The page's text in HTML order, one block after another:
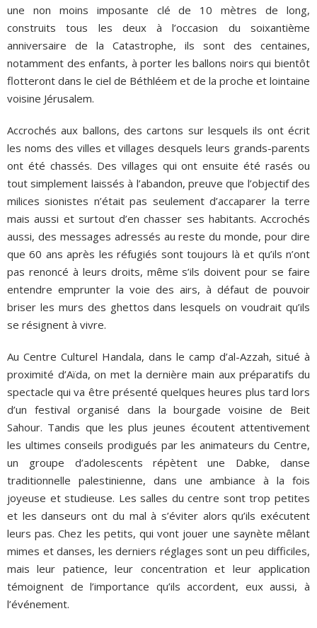
une non moins imposante clé de 10 mètres de long,
construits tous les deux à l’occasion du soixantième
anniversaire de la Catastrophe, ils sont des centaines,
notamment des enfants, à porter les ballons noirs qui bientôt
flotteront dans le ciel de Béthléem et de la proche et lointaine
voisine Jérusalem.
Accrochés aux ballons, des cartons sur lesquels ils ont écrit
les noms des villes et villages desquels leurs grands-parents
ont été chassés. Des villages qui ont ensuite été rasés ou
tout simplement laissés à l’abandon, preuve que l’objectif des
milices sionistes n’était pas seulement d’accaparer la terre
mais aussi et surtout d’en chasser ses habitants. Accrochés
aussi, des messages adressés au reste du monde, pour dire
que 60 ans après les réfugiés sont toujours là et qu’ils n’ont
pas renoncé à leurs droits, même s’ils doivent pour se faire
entendre emprunter la voie des airs, à défaut de pouvoir
briser les murs des ghettos dans lesquels on voudrait qu’ils
se résignent à vivre.
Au Centre Culturel Handala, dans le camp d’al-Azzah, situé à
proximité d’Aïda, on met la dernière main aux préparatifs du
spectacle qui va être présenté quelques heures plus tard lors
d’un festival organisé dans la bourgade voisine de Beit
Sahour. Tandis que les plus jeunes écoutent attentivement
les ultimes conseils prodigués par les animateurs du Centre,
un groupe d’adolescents répètent une Dabke, danse
traditionnelle palestinienne, dans une ambiance à la fois
joyeuse et studieuse. Les salles du centre sont trop petites
et les danseurs ont du mal à s’éviter alors qu’ils exécutent
leurs pas. Chez les petits, qui vont jouer une saynète mêlant
mimes et danses, les derniers réglages sont un peu difficiles,
mais leur patience, leur concentration et leur application
témoignent de l’importance qu’ils accordent, eux aussi, à
l’événement.